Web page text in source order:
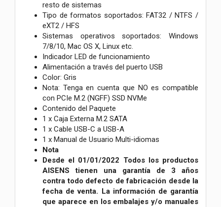
resto de sistemas
Tipo de formatos soportados: FAT32 / NTFS /
eXT2 / HFS
Sistemas operativos soportados: Windows
7/8/10, Mac OS X, Linux etc.
Indicador LED de funcionamiento
Alimentación a través del puerto USB
Color: Gris
Nota: Tenga en cuenta que NO es compatible
con PCIe M.2 (NGFF) SSD NVMe
Contenido del Paquete
1 x Caja Externa M.2 SATA
1 x Cable USB-C a USB-A
1 x Manual de Usuario Multi-idiomas
Nota
Desde el 01/01/2022 Todos los productos
AISENS tienen una garantía de 3 años
contra todo defecto de fabricación desde la
fecha de venta. La información de garantía
que aparece en los embalajes y/o manuales